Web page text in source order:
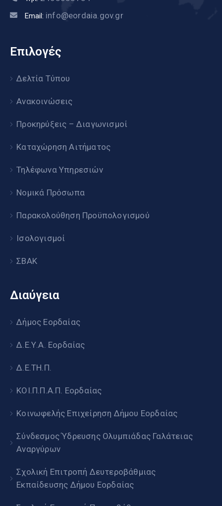
Email: info@eordaia.gov.gr
Επιλογές
Δελτία Τύπου
Ανακοινώσεις
Προκηρύξεις – Διαγωνισμοί
Καταχώρηση Αιτήματος
Τηλέφωνα Υπηρεσιών
Νομικά Πρόσωπα
Παρακολούθηση Προϋπολογισμού
Ισολογισμοί
ΣΒΑΚ
Διαύγεια
Δήμος Εορδαίας
Δ.Ε.Υ.Α. Εορδαίας
Δ.Ε.ΤΗ.Π.
ΚΟΙ.Π.Π.Α.Π. Εορδαίας
Κοινωφελής Επιχείρηση Δήμου Εορδαίας
Σύνδεσμος Ύδρευσης Ολυμπιάδας Γαλάτειας
Αναργύρων
Σχολική Επιτροπή Δευτεροβάθμιας
Εκπαίδευσης Δήμου Εορδαίας